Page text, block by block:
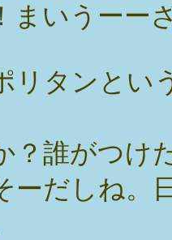
まいうーー
リタンとい
？誰がつけ
ーだしね。